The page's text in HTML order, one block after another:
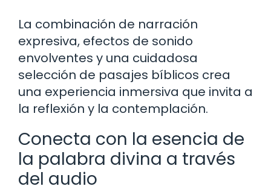
La combinación de narración
expresiva, efectos de sonido
envolventes y una cuidadosa
selección de pasajes bíblicos crea
una experiencia inmersiva que invita a
la reflexión y la contemplación.
Conecta con la esencia de
la palabra divina a través
del audio